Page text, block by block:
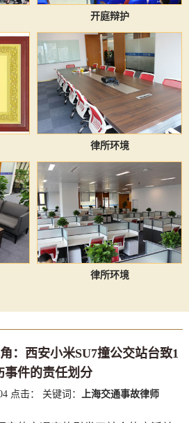
开庭辩护
律所环境
律所环境
：西安小米SU7撞公交站台致1
事件的责任划分
点击： 关键词： 上海交通事故律师